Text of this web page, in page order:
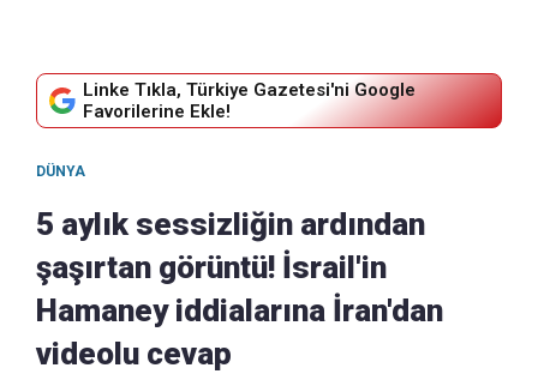
Linke Tıkla, Türkiye Gazetesi'ni Google
Favorilerine Ekle!
DÜNYA
5 aylık sessizliğin ardından
şaşırtan görüntü! İsrail'in
Hamaney iddialarına İran'dan
videolu cevap